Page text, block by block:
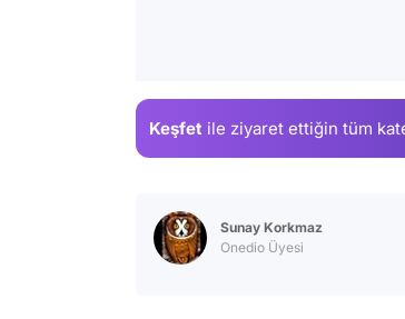
Keşfet ile ziyaret ettiğin tüm
Sunay Korkmaz
Onedio Üyesi